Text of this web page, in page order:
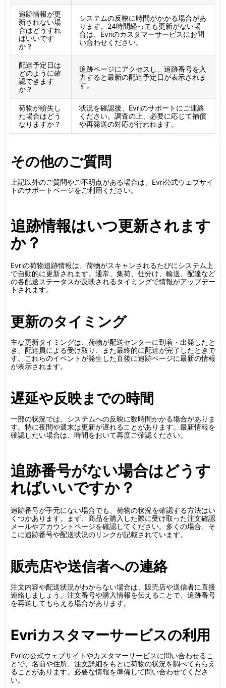
追跡情報が更
新されない場
合はどうすれ
ばいいです
か？
システムの反映に時間がかかる場合があ
ります。24時間経っても更新がない場
合は、Evriのカスタマーサービスにお問
い合わせください。
配達予定日は
どのように確
認できます
か？
追跡ページにアクセスし、追跡番号を入
力すると最新の配達予定日が表示されま
す。
荷物が紛失し
た場合はどう
なりますか？
状況を確認後、Evriのサポートにご連絡
ください。調査の上、必要に応じて補償
や再発送の対応が行われます。
その他のご質問
上記以外のご質問やご不明点がある場合は、Evri公式ウェブサイ
トのサポートページをご利用ください。
追跡情報はいつ更新されます
か？
Evriの荷物追跡情報は、荷物がスキャンされるたびにシステム上
で自動的に更新されます。通常、集荷、仕分け、輸送、配達など
の各配送ステータスが反映されるタイミングで情報がアップデー
トされます。
更新のタイミング
主な更新タイミングは、荷物が配送センターに到着・出発したと
き、配達員による受け取り、また最終的に配達が完了したときで
す。これらのイベントが発生した直後に追跡ページに最新の情報
が表示されます。
遅延や反映までの時間
一部の状況では、システムへの反映に数時間かかる場合がありま
す。特に夜間や週末は更新が遅れることがあります。最新情報を
確認したい場合は、時間をおいて再度ご確認ください。
追跡番号がない場合はどうす
ればいいですか？
追跡番号が手元にない場合でも、荷物の状況を確認する方法はい
くつかあります。まず、商品を購入した際に受け取った注文確認
メールやアカウントページを確認してください。多くの場合、そ
こに追跡番号や配送状況のリンクが記載されています。
販売店や送信者への連絡
注文内容や配送状況がわからない場合は、販売店や送信者に直接
連絡しましょう。注文番号や購入情報を伝えることで、追跡番号
を再送してもらえる場合があります。
Evriカスタマーサービスの利用
Evriの公式ウェブサイトやカスタマーサービスに問い合わせるこ
とで、名前や住所、注文詳細をもとに荷物の状況を調べてもらえ
ることがあります。必要な情報を準備して問い合わせてくださ
い。